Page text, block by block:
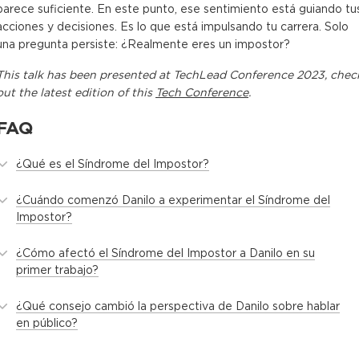
suficiente. En este punto, ese sentimiento está guiando
y decisiones. Es lo que está impulsando tu carrera. Solo
pregunta persiste: ¿Realmente eres un impostor?
talkhas been presented at TechLead Conference 2023,
the latest edition of this Tech Conference.
¿Qué es el Síndrome del Impostor?
¿Cuándo comenzó Danilo a experimentar el Síndrome del
Impostor?
¿Cómo afectó el Síndrome del Impostor a Danilo en su
primer trabajo?
¿Qué consejo cambió la perspectiva de Danilo sobre hablar
en público?